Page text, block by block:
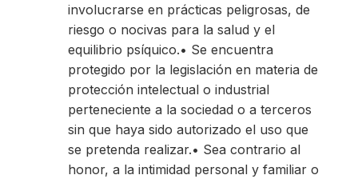
involucrarse en prácticas peligrosas, de
riesgo o nocivas para la salud y el
equilibrio psíquico.• Se encuentra
protegido por la legislación en materia de
protección intelectual o industrial
perteneciente a la sociedad o a terceros
sin que haya sido autorizado el uso que
se pretenda realizar.• Sea contrario al
honor, a la intimidad personal y familiar o